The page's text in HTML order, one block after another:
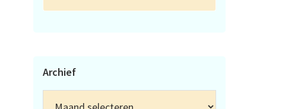
Archief